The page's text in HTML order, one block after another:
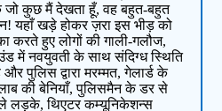
जो कुछ मैं देखता हूँ, वह बहुत-बहुत
यहाँ खड़े होकर ज़रा इस भीड़ को
करते हुए लोगों की गाली-गलौज,
में नवयुवती के साथ संदिग्ध स्थिति
पुलिस द्वारा मरम्मत, गेलार्ड के
की बेनियाँ, पुलिसमैन के डर से
लड़के, थिएटर कम्यूनिकेशन्स